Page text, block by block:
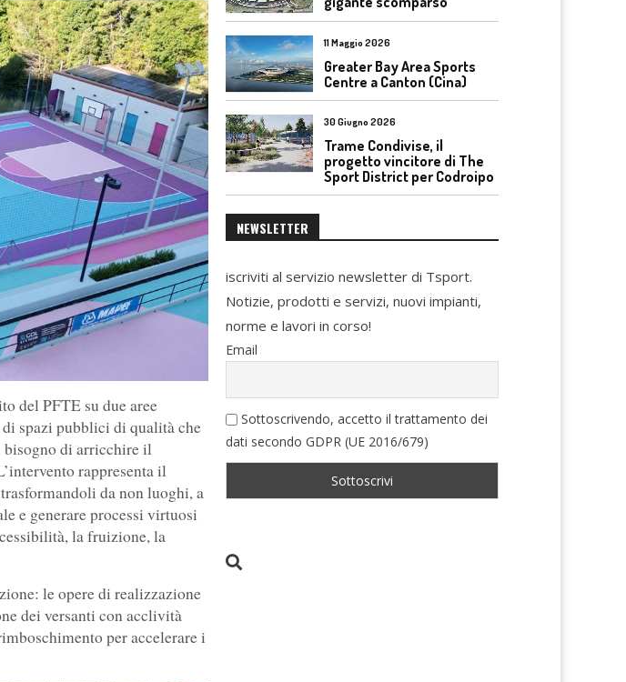
del PFTE su due aree
spazi pubblici di qualità che
di arricchire il
rappresenta il
da non luoghi, a
e generare processi virtuosi
la fruizione, la
le opere di realizzazione
dei versanti con acclività
per accelerare i
11 Maggio 2026
Greater Bay Area Sports
Centre a Canton (Cina)
30 Giugno 2026
Trame Condivise, il
progetto vincitore di The
Sport District per Codroipo
NEWSLETTER
iscriviti al servizio newsletter di Tsport.
Notizie, prodotti e servizi, nuovi impianti,
norme e lavori in corso!
Email
Sottoscrivendo, accetto il trattamento dei
dati secondo GDPR (UE 2016/679)